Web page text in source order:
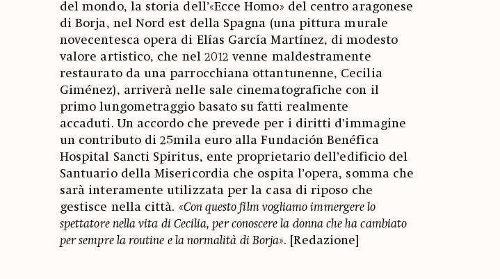
del mondo, la storia dell’«Ecce Homo» del centro aragonese
di Borja, nel Nord est della Spagna (una pittura murale
novecentesca opera di Elías García Martínez, di modesto
valore artistico, che nel 2012 venne maldestramente
restaurato da una parrocchiana ottantunenne, Cecilia
Giménez), arriverà nelle sale cinematografiche con il
primo lungometraggio basato su fatti realmente
accaduti. Un accordo che prevede per i diritti d’immagine
un contributo di 25mila euro alla Fundación Benéfica
Hospital Sancti Spiritus, ente proprietario dell’edificio del
Santuario della Misericordia che ospita l’opera, somma che
sarà interamente utilizzata per la casa di riposo che
gestisce nella città. «Con questo film vogliamo immergere lo
spettatore nella vita di Cecilia, per conoscere la donna che ha cambiato
per sempre la routine e la normalità di Borja». [Redazione]